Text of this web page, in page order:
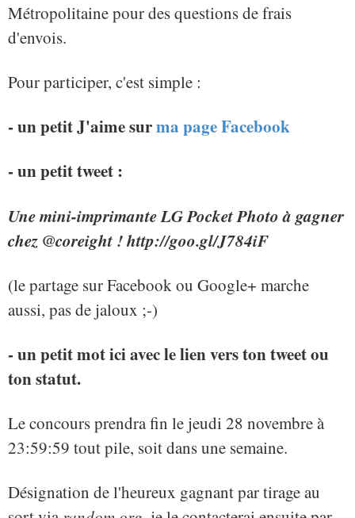
Métropolitaine pour des questions de frais
d'envois.
Pour participer, c'est simple :
- un petit J'aime surma page Facebook
- un petit tweet :
Une mini-imprimante LG Pocket Photo à gagner
chez @coreight ! http://goo.gl/J784iF
(le partage sur Facebook ou Google+ marche
aussi, pas de jaloux ;-)
- un petit mot ici avec le lien vers ton tweet ou
ton statut.
Le concours prendra fin le jeudi 28 novembre à
23:59:59 tout pile, soit dans une semaine.
Désignation de l'heureux gagnant par tirage au